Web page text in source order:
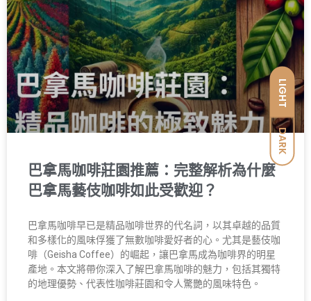
LIGHT
DARK
巴拿馬咖啡莊園推薦：完整解析為什麼
巴拿馬藝伎咖啡如此受歡迎？
巴拿馬咖啡早已是精品咖啡世界的代名詞，以其卓越的品質
和多樣化的風味俘獲了無數咖啡愛好者的心。尤其是藝伎咖
啡（Geisha Coffee）的崛起，讓巴拿馬成為咖啡界的明星
產地。本文將帶你深入了解巴拿馬咖啡的魅力，包括其獨特
的地理優勢、代表性咖啡莊園和令人驚艷的風味特色。